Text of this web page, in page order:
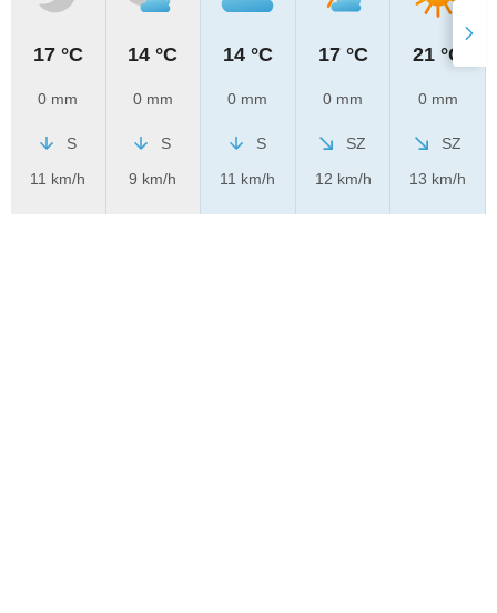
17 °C
0 mm
S
11 km/h
14 °C
0 mm
S
9 km/h
14 °C
0 mm
S
11 km/h
17 °C
0 mm
SZ
12 km/h
21 °C
0 mm
SZ
13 km/h